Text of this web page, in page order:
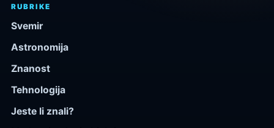
RUBRIKE
Svemir
Astronomija
Znanost
Tehnologija
Jeste li znali?